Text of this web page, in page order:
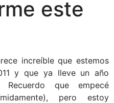
este
increíble que estemos
y que ya lleve un año
que empecé
pero estoy